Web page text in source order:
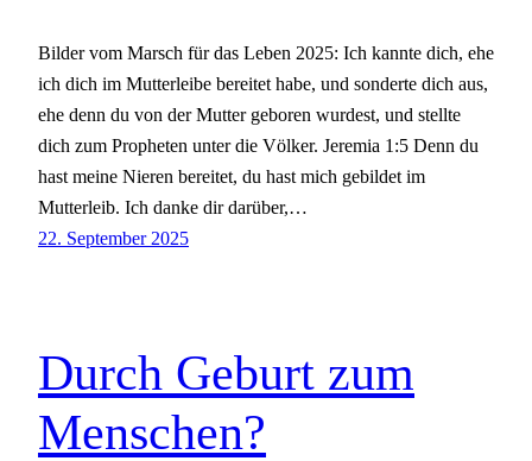
Bilder vom Marsch für das Leben 2025: Ich kannte dich, ehe
ich dich im Mutterleibe bereitet habe, und sonderte dich aus,
ehe denn du von der Mutter geboren wurdest, und stellte
dich zum Propheten unter die Völker. Jeremia 1:5 Denn du
hast meine Nieren bereitet, du hast mich gebildet im
Mutterleib. Ich danke dir darüber,…
22. September 2025
Durch Geburt zum
Menschen?